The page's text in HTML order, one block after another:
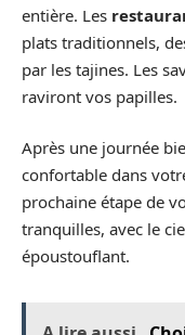
entière. Les
plats traditionnels,
par les tajines. Les
raviront vos papilles.
Après une journée
confortable dans
prochaine étape de
tranquilles, avec le
époustouflant.